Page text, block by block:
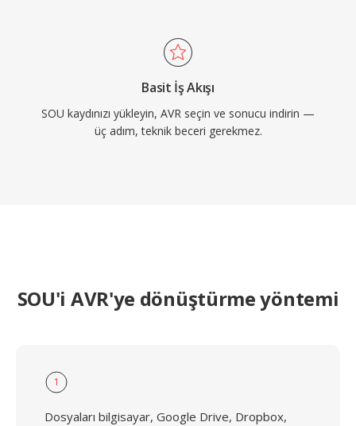
Basit İş Akışı
SOU kaydınızı yükleyin, AVR seçin ve sonucu indirin —
üç adım, teknik beceri gerekmez.
SOU'i AVR'ye dönüştürme yöntemi
1
Dosyaları bilgisayar, Google Drive, Dropbox,